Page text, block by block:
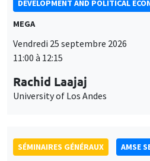
DEVELOPMENT AND POLITICAL
MEGA
Vendredi 25 septembre 2026
11:00 à 12:15
Rachid Laajaj
University of Los Andes
SÉMINAIRES GÉNÉRAUX
AMSE